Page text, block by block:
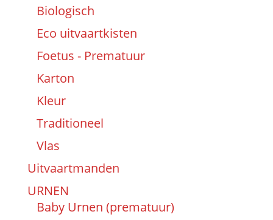
Biologisch
Eco uitvaartkisten
Foetus - Prematuur
Karton
Kleur
Traditioneel
Vlas
Uitvaartmanden
URNEN
Baby Urnen (prematuur)